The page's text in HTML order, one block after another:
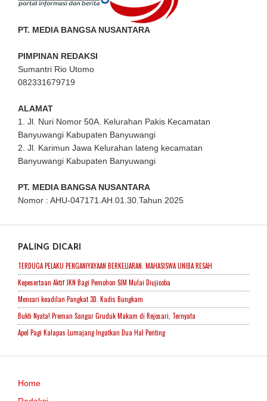
PT. MEDIA BANGSA NUSANTARA
PIMPINAN REDAKSI
Sumantri Rio Utomo
082331679719
ALAMAT
1. Jl. Nuri Nomor 50A. Kelurahan Pakis Kecamatan
Banyuwangi Kabupaten Banyuwangi
2. Jl. Karimun Jawa Kelurahan lateng kecamatan
Banyuwangi Kabupaten Banyuwangi
PT. MEDIA BANGSA NUSANTARA
Nomor : AHU-047171.AH.01.30.Tahun 2025
PALING DICARI
TERDUGA PELAKU PENGANIYAYAAN BERKELIARAN. MAHASISWA UNIBA RESAH
Kepesertaan Aktif JKN Bagi Pemohon SIM Mulai Diujicoba
Mencari keadilan Pangkat 3D. Kadis Bungkam
Bukti Nyata! Preman Sangar Gruduk Makam di Rejosari, Ternyata
Apel Pagi Kalapas Lumajang Ingatkan Dua Hal Penting
Home